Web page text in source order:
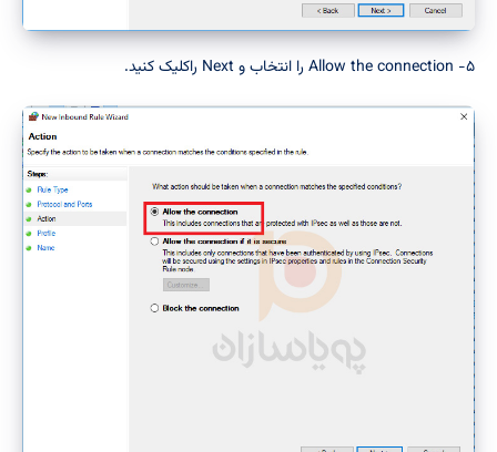
۵- Allow the connection را انتخاب و Next راکلیک کنید.